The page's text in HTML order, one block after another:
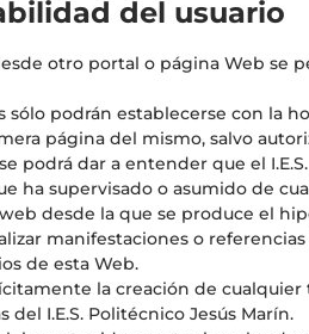
del usuario
otro portal o página Web se
sólo podrán establecerse con la
página del mismo, salvo
podrá dar a entender que el
ha supervisado o asumido de
desde la que se produce el
manifestaciones o
de esta Web.
la creación de
del I.E.S. Politécnico Jesús Marín.